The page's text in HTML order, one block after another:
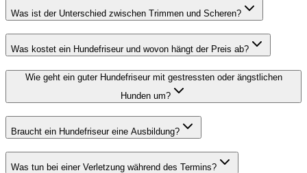
Was ist der Unterschied zwischen Trimmen und Scheren?
Was kostet ein Hundefriseur und wovon hängt der Preis ab?
Wie geht ein guter Hundefriseur mit gestressten oder ängstlichen
Hunden um?
Braucht ein Hundefriseur eine Ausbildung?
Was tun bei einer Verletzung während des Termins?